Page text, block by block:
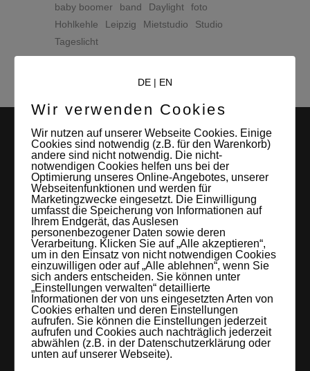
baby boomer band Daylight
foto
Hohlkehle
Leipzig Mietstudio
Studio
Tageslicht
LEIPZIGS MIETSTUDIO
Hier lassen sich Foto- und Videoproduktionen aller Art in
entspannter Loftatmosphäre realisieren. Alles da, was man
braucht: Technik, Platz, Couch und Kaffee. Folgt uns!
Letzte Beiträge
DE| EN
Wir verwenden Cookies
Wir nutzen auf unserer Webseite Cookies. Einige
Cookies sind notwendig (z.B. für den Warenkorb)
andere sind nicht notwendig. Die nicht-
notwendigen Cookies helfen uns bei der
Optimierung unseres Online-Angebotes, unserer
Webseitenfunktionen und werden für
Marketingzwecke eingesetzt. Die Einwilligung
umfasst die Speicherung von Informationen auf
Ihrem Endgerät, das Auslesen
personenbezogener Daten sowie deren
Verarbeitung. Klicken Sie auf „Alle akzeptieren“,
um in den Einsatz von nicht notwendigen Cookies
einzuwilligen oder auf „Alle ablehnen“, wenn Sie
sich anders entscheiden. Sie können unter
„Einstellungen verwalten“ detaillierte
Informationen der von uns eingesetzten Arten von
Cookies erhalten und deren Einstellungen
aufrufen. Sie können die Einstellungen jederzeit
aufrufen und Cookies auch nachträglich jederzeit
abwählen (z.B. in der Datenschutzerklärung oder
unten auf unserer Webseite).